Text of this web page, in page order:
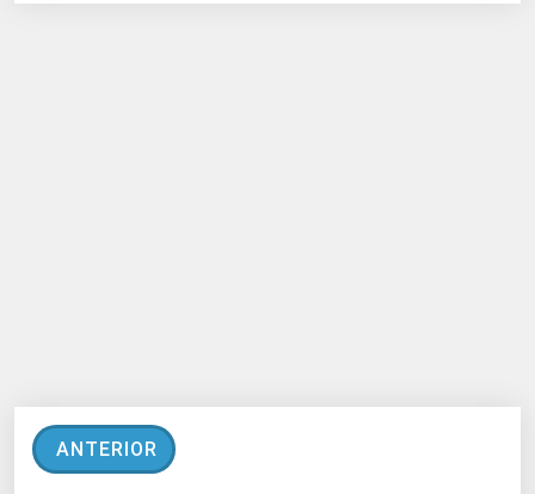
ANTERIOR